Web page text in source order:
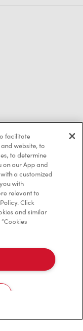
facilitate
website, to
to determine
on our App and
a customized
with
relevant to
Click
and similar